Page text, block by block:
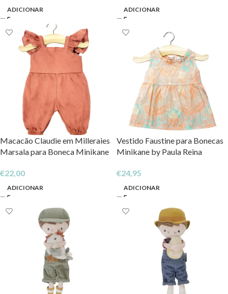
ADICIONAR ADICIONAR
Macacão Claudie em Milleraies
Marsala para Boneca Minikane
€22,00
ADICIONAR
Vestido Faustine para Bonecas
Minikane by Paula Reina
€24,95
ADICIONAR